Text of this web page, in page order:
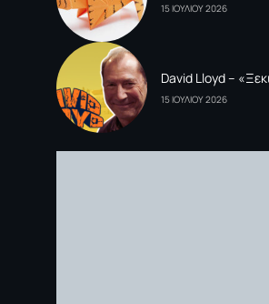
15 ΙΟΥΛΙΟΥ 2026
David Lloyd –
15 ΙΟΥΛΙΟΥ 2026